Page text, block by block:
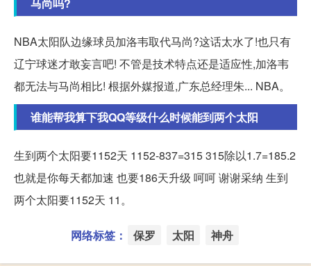
NBA太阳队边缘球员加洛韦取代马尚?这话太水了!也只有
辽宁球迷才敢妄言吧! 不管是技术特点还是适应性,加洛韦
都无法与马尚相比! 根据外媒报道,广东总经理朱... NBA。
谁能帮我算下我QQ等级什么时候能到两个太阳
生到两个太阳要1152天 1152-837=315 315除以1.7=185.2
也就是你每天都加速 也要186天升级 呵呵 谢谢采纳 生到
两个太阳要1152天 11。
网络标签： 保罗 太阳 神舟